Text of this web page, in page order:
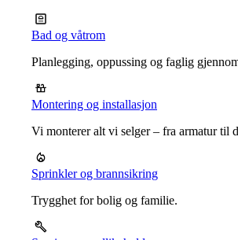
Bad og våtrom
Planlegging, oppussing og faglig
Montering og installasjon
Vi monterer alt vi selger – fra armatur til
Sprinkler og brannsikring
Trygghet for bolig og familie.